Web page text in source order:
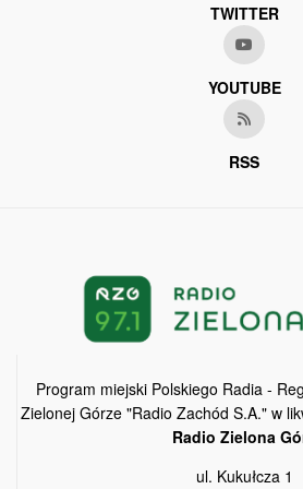
TWITTER
YOUTUBE
RSS
Program miejski Polskiego Radia -
Zielonej Górze "Radio Zachód S.A." w
Radio Zielona
ul. Kukułcza 1